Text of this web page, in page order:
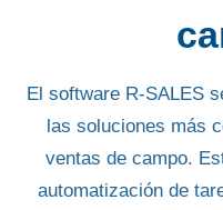
El software R-SALES
las soluciones más
ventas de campo.
automatización de